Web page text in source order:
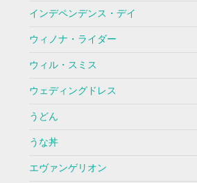
インデペンデンス・デイ
ウィノナ・ライダー
ウィル・スミス
ウェディングドレス
うどん
うな丼
エヴァンゲリオン